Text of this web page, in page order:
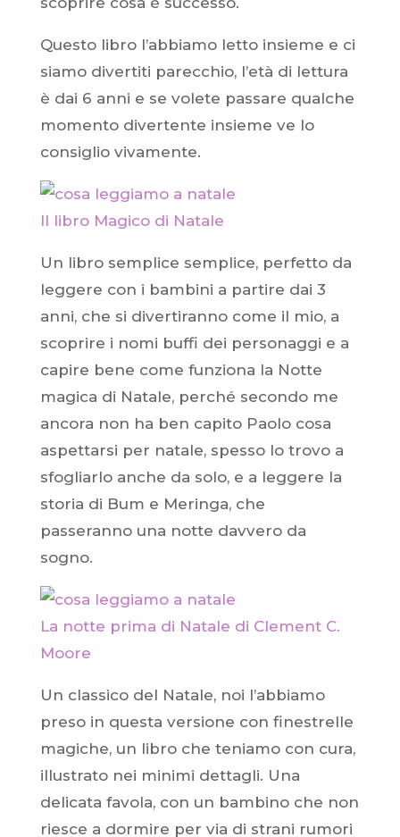
Questo libro l’abbiamo letto insieme e ci
siamo divertiti parecchio, l’età di lettura
è dai 6 anni e se volete passare qualche
momento divertente insieme ve lo
consiglio vivamente.
Il libro Magico di Natale
Un libro semplice semplice, perfetto da
leggere con i bambini a partire dai 3
anni, che si divertiranno come il mio, a
scoprire i nomi buffi dei personaggi e a
capire bene come funziona la Notte
magica di Natale, perché secondo me
ancora non ha ben capito Paolo cosa
aspettarsi per natale, spesso lo trovo a
sfogliarlo anche da solo, e a leggere la
storia di Bum e Meringa, che
passeranno una notte davvero da
sogno.
La notte prima di Natale di Clement C.
Moore
Un classico del Natale, noi l’abbiamo
preso in questa versione con finestrelle
magiche, un libro che teniamo con cura,
illustrato nei minimi dettagli. Una
delicata favola, con un bambino che non
riesce a dormire per via di strani rumori